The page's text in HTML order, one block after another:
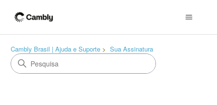
Cambly Brasil | Ajuda e Suporte Sua Assinatura